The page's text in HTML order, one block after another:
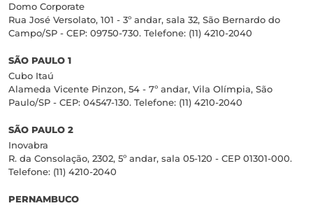
Domo Corporate
Rua José Versolato, 101 - 3º andar, sala 32, São Bernardo do
Campo/SP - CEP: 09750-730. Telefone: (11) 4210-2040
SÃO PAULO 1
Cubo Itaú
Alameda Vicente Pinzon, 54 - 7º andar, Vila Olímpia, São
Paulo/SP - CEP: 04547-130. Telefone: (11) 4210-2040
SÃO PAULO 2
Inovabra
R. da Consolação, 2302, 5º andar, sala 05-120 - CEP 01301-000.
Telefone: (11) 4210-2040
PERNAMBUCO